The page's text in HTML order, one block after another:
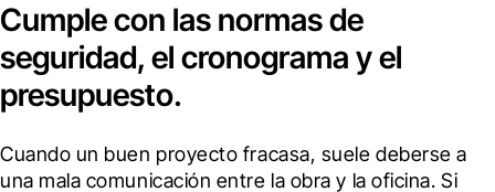
Cumple con las normas de
seguridad, el cronograma y el
presupuesto.
Cuando un buen proyecto fracasa, suele deberse a
una mala comunicación entre la obra y la oficina. Si